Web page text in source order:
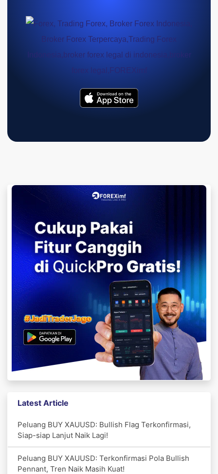
Latest Article
Peluang BUY XAUUSD: Bullish Flag Terkonfirmasi,
Siap-siap Lanjut Naik Lagi!
Peluang BUY XAUUSD: Terkonfirmasi Pola Bullish
Pennant, Tren Naik Masih Kuat!